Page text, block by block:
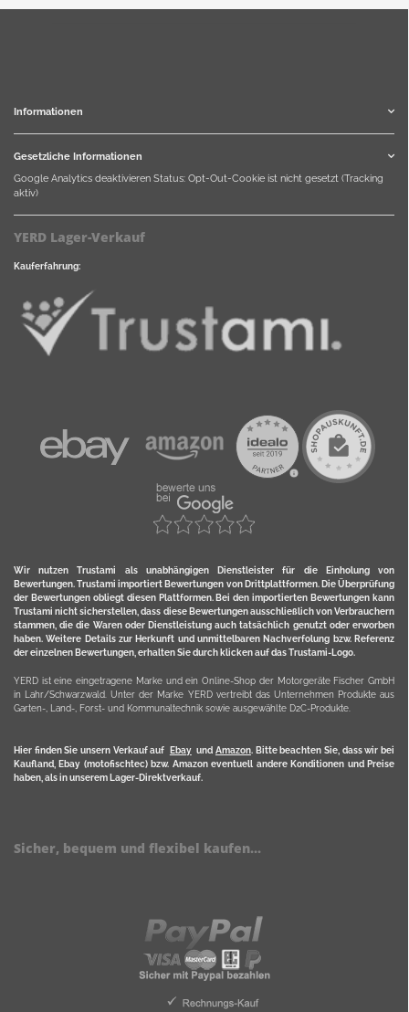
Informationen
Gesetzliche Informationen
Google Analytics deaktivieren Status: Opt-Out-Cookie ist nicht gesetzt (Tracking
aktiv)
YERD Lager-Verkauf
Kauferfahrung:
Wir nutzen Trustami als unabhängigen Dienstleister für die Einholung von
Bewertungen. Trustami importiert Bewertungen von Drittplattformen. Die Überprüfung
der Bewertungen obliegt diesen Plattformen. Bei den importierten Bewertungen kann
Trustami nicht sicherstellen, dass diese Bewertungen ausschließlich von Verbrauchern
stammen, die die Waren oder Dienstleistung auch tatsächlich genutzt oder erworben
haben. Weitere Details zur Herkunft und unmittelbaren Nachverfolung bzw. Referenz
der einzelnen Bewertungen, erhalten Sie durch klicken auf das Trustami-Logo.
YERD ist eine eingetragene Marke und ein Online-Shop der Motorgeräte Fischer GmbH
in Lahr/Schwarzwald. Unter der Marke YERD vertreibt das Unternehmen Produkte aus
Garten-, Land-, Forst- und Kommunaltechnik sowie ausgewählte D2C-Produkte.
Hier finden Sie unsern Verkauf auf Ebayund Amazon. Bitte beachten Sie, dass wir bei
Kaufland, Ebay (motofischtec) bzw. Amazon eventuell andere Konditionen und Preise
haben, als in unserem Lager-Direktverkauf.
Sicher, bequem und flexibel kaufen...